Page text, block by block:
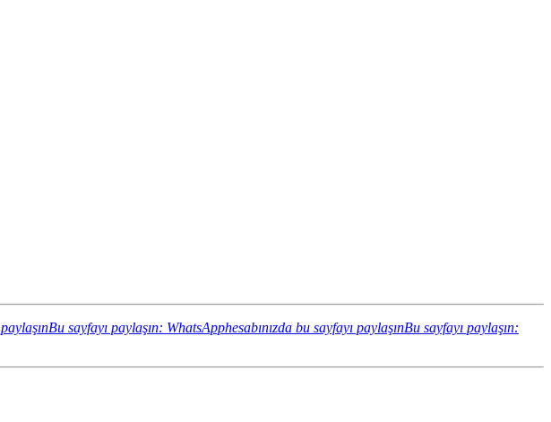
Bu sayfayı paylaşın: WhatsApphesabınızda bu sayfayı paylaşınBu sayfayı paylaşın: